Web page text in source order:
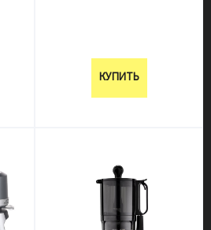
КУПИТЬ